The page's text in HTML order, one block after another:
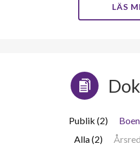
LÄS
Publik (2)
Alla (2)